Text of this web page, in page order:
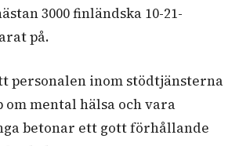
3000 finländska 10-21-
på.
personalen inom stödtjänsterna
om mental hälsa och vara
betonar ett gott förhållande